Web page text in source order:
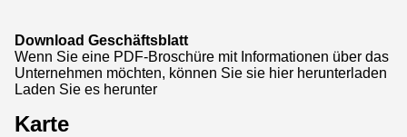
Download Geschäftsblatt
Wenn Sie eine PDF-Broschüre mit Informationen über das
Unternehmen möchten, können Sie sie hier herunterladen
Laden Sie es herunter
Karte